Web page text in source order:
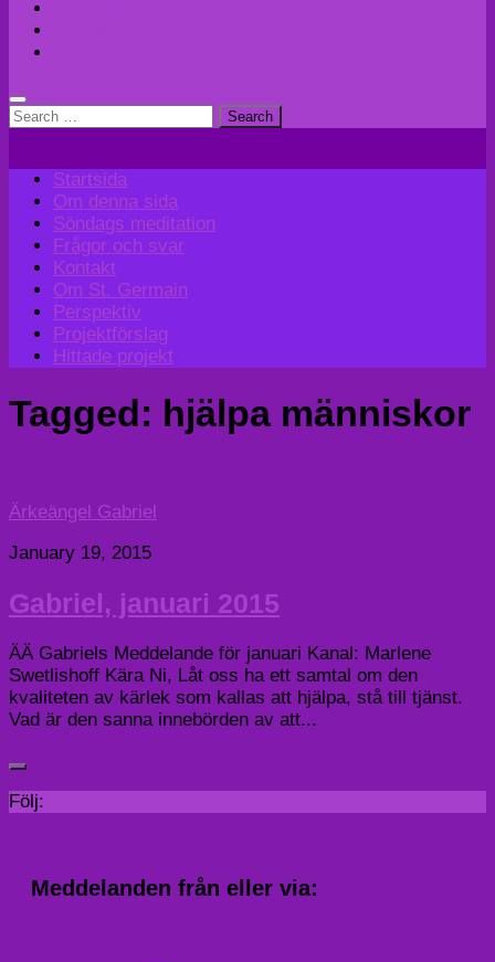
Search
Startsida
Om denna sida
Söndags meditation
Frågor och svar
Kontakt
Om St. Germain
Perspektiv
Projektförslag
Hittade projekt
Tagged: hjälpa människor
Ärkeängel Gabriel
January 19, 2015
Gabriel, januari 2015
ÄÄ Gabriels Meddelande för januari Kanal: Marlene
Swetlishoff Kära Ni, Låt oss ha ett samtal om den
kvaliteten av kärlek som kallas att hjälpa, stå till tjänst.
Vad är den sanna innebörden av att...
Följ:
Meddelanden från eller via: